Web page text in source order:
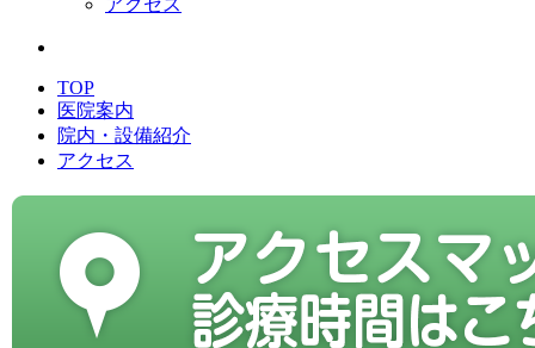
TOP
医院案内
院内・設備紹介
アクセス